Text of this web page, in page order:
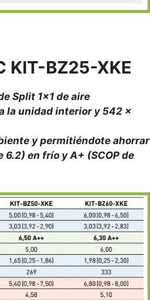
KIT-BZ25-XKE
Split 1×1 de aire
la unidad interior y 542 x
y permitiéndote ahorrar
en frío y A+ (SCOP de